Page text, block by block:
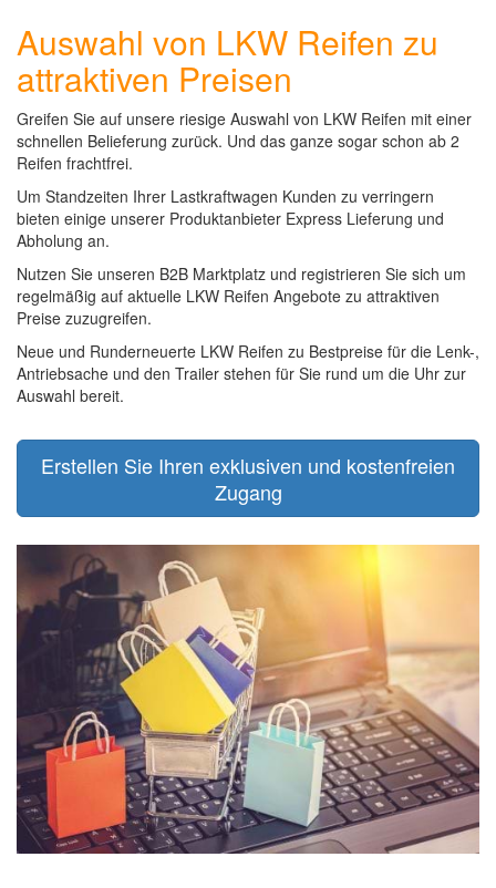
Auswahl von LKW Reifen zu
attraktiven Preisen
Greifen Sie auf unsere riesige Auswahl von LKW Reifen mit einer
schnellen Belieferung zurück. Und das ganze sogar schon ab 2
Reifen frachtfrei.
Um Standzeiten Ihrer Lastkraftwagen Kunden zu verringern
bieten einige unserer Produktanbieter Express Lieferung und
Abholung an.
Nutzen Sie unseren B2B Marktplatz und registrieren Sie sich um
regelmäßig auf aktuelle LKW Reifen Angebote zu attraktiven
Preise zuzugreifen.
Neue und Runderneuerte LKW Reifen zu Bestpreise für die Lenk-,
Antriebsache und den Trailer stehen für Sie rund um die Uhr zur
Auswahl bereit.
Erstellen Sie Ihren exklusiven und kostenfreien
Zugang